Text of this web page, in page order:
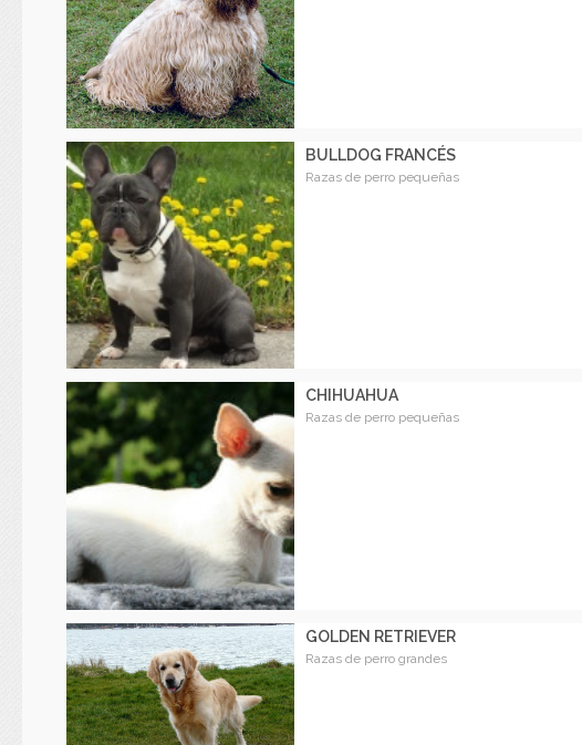
BULLDOG FRANCÉS
Razas de perro pequeñas
CHIHUAHUA
Razas de perro pequeñas
GOLDEN RETRIEVER
Razas de perro grandes